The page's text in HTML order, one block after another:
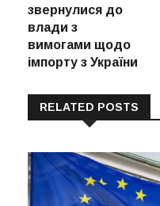
звернулися до
влади з
вимогами щодо
імпорту з України
RELATED POSTS